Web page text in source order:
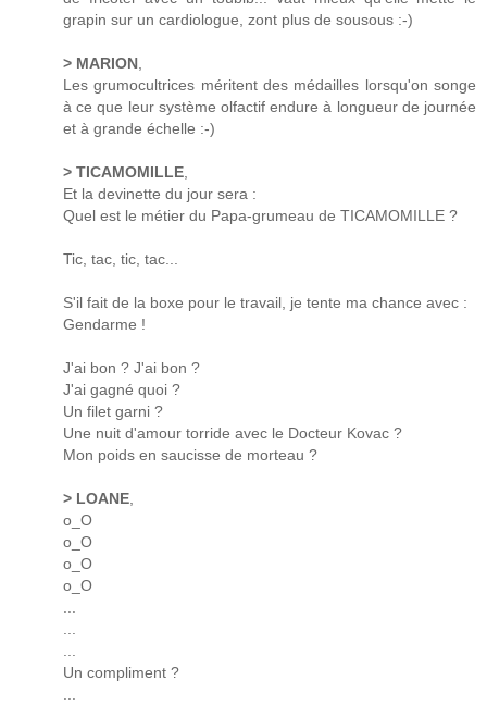
grapin sur un cardiologue, zont plus de sousous :-)
> MARION,
Les grumocultrices méritent des médailles lorsqu'on songe
à ce que leur système olfactif endure à longueur de journée
et à grande échelle :-)
> TICAMOMILLE,
Et la devinette du jour sera :
Quel est le métier du Papa-grumeau de TICAMOMILLE ?
Tic, tac, tic, tac...
S'il fait de la boxe pour le travail, je tente ma chance avec :
Gendarme !
J'ai bon ? J'ai bon ?
J'ai gagné quoi ?
Un filet garni ?
Une nuit d'amour torride avec le Docteur Kovac ?
Mon poids en saucisse de morteau ?
> LOANE,
o_O
o_O
o_O
o_O
...
...
...
Un compliment ?
...